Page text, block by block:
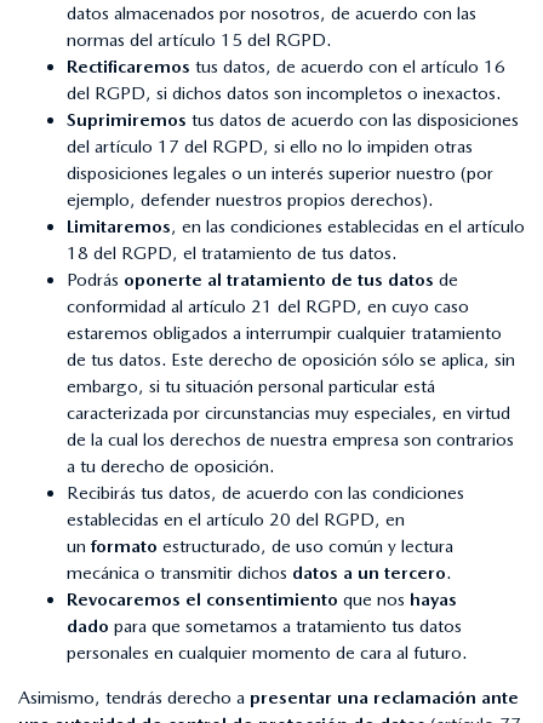
datos almacenados por nosotros, de acuerdo con las
normas del artículo 15 del RGPD.
Rectificaremos tus datos, de acuerdo con el artículo 16
del RGPD, si dichos datos son incompletos o inexactos.
Suprimiremos tus datos de acuerdo con las disposiciones
del artículo 17 del RGPD, si ello no lo impiden otras
disposiciones legales o un interés superior nuestro (por
ejemplo, defender nuestros propios derechos).
Limitaremos, en las condiciones establecidas en el artículo
18 del RGPD, el tratamiento de tus datos.
Podrás oponerte al tratamiento de tus datos de
conformidad al artículo 21 del RGPD, en cuyo caso
estaremos obligados a interrumpir cualquier tratamiento
de tus datos. Este derecho de oposición sólo se aplica, sin
embargo, si tu situación personal particular está
caracterizada por circunstancias muy especiales, en virtud
de la cual los derechos de nuestra empresa son contrarios
a tu derecho de oposición.
Recibirás tus datos, de acuerdo con las condiciones
establecidas en el artículo 20 del RGPD, en
un formato estructurado, de uso común y lectura
mecánica o transmitir dichos datos a un tercero.
Revocaremos el consentimiento que nos hayas
dado para que sometamos a tratamiento tus datos
personales en cualquier momento de cara al futuro.
Asimismo, tendrás derecho a presentar una reclamación ante